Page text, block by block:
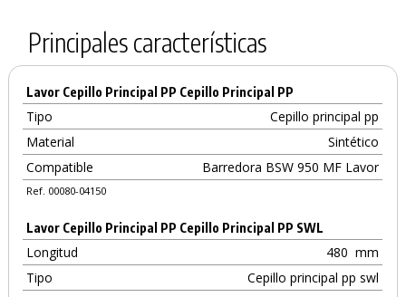
Principales características
Lavor Cepillo Principal PP Cepillo Principal PP
Tipo
Cepillo principal pp
Material
Sintético
Compatible
Barredora BSW 950 MF Lavor
Ref. 00080-04150
Lavor Cepillo Principal PP Cepillo Principal PP SWL
Longitud 480 mm
Tipo
Cepillo principal pp swl